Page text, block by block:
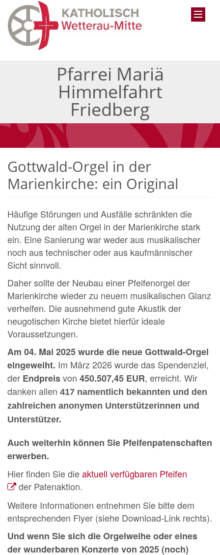
Pfarrei Mariä
Himmelfahrt
Friedberg
Gottwald-Orgel in der
Marienkirche: ein Original
Häufige Störungen und Ausfälle schränkten die
Nutzung der alten Orgel in der Marienkirche stark
ein. Eine Sanierung war weder aus musikalischer
noch aus technischer oder aus kaufmännischer
Sicht sinnvoll.
Daher sollte der Neubau einer Pfeifenorgel der
Marienkirche wieder zu neuem musikalischen Glanz
verhelfen. Die ausnehmend gute Akustik der
neugotischen Kirche bietet hierfür ideale
Voraussetzungen.
Am 04. Mai 2025 wurde die neue Gottwald-Orgel
eingeweiht. Im März 2026 wurde das Spendenziel,
der Endpreisvon 450.507,45 EUR, erreicht. Wir
danken allen 417 namentlich bekannten und den
zahlreichen anonymen Unterstützerinnen und
Unterstützer.
Auch weiterhin können Sie Pfeifenpatenschaften
erwerben.
Hier finden Sie dieaktuell verfügbaren Pfeifen
der Patenaktion.
Weitere Informationen entnehmen Sie bitte dem
entsprechenden Flyer (siehe Download-Link rechts).
Und wenn Sie sich die Orgelweihe oder eines
der wunderbaren Konzerte von 2025 (noch)